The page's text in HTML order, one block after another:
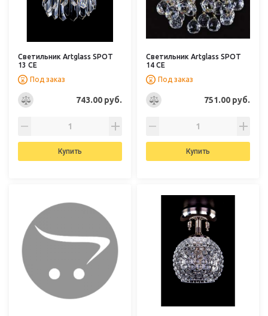
Светильник Artglass SPOT
13 CE
Под заказ
743.00 руб.
Купить
Светильник Artglass SPOT
14 CE
Под заказ
751.00 руб.
Купить